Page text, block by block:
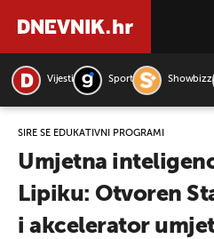
Vijesti Sport Showbizz
ŠIRE SE EDUKATIVNI PROGRAMI
Umjetna
Lipiku: Otvoren
i akcelerator
PRETRAŽITE VIJESTI